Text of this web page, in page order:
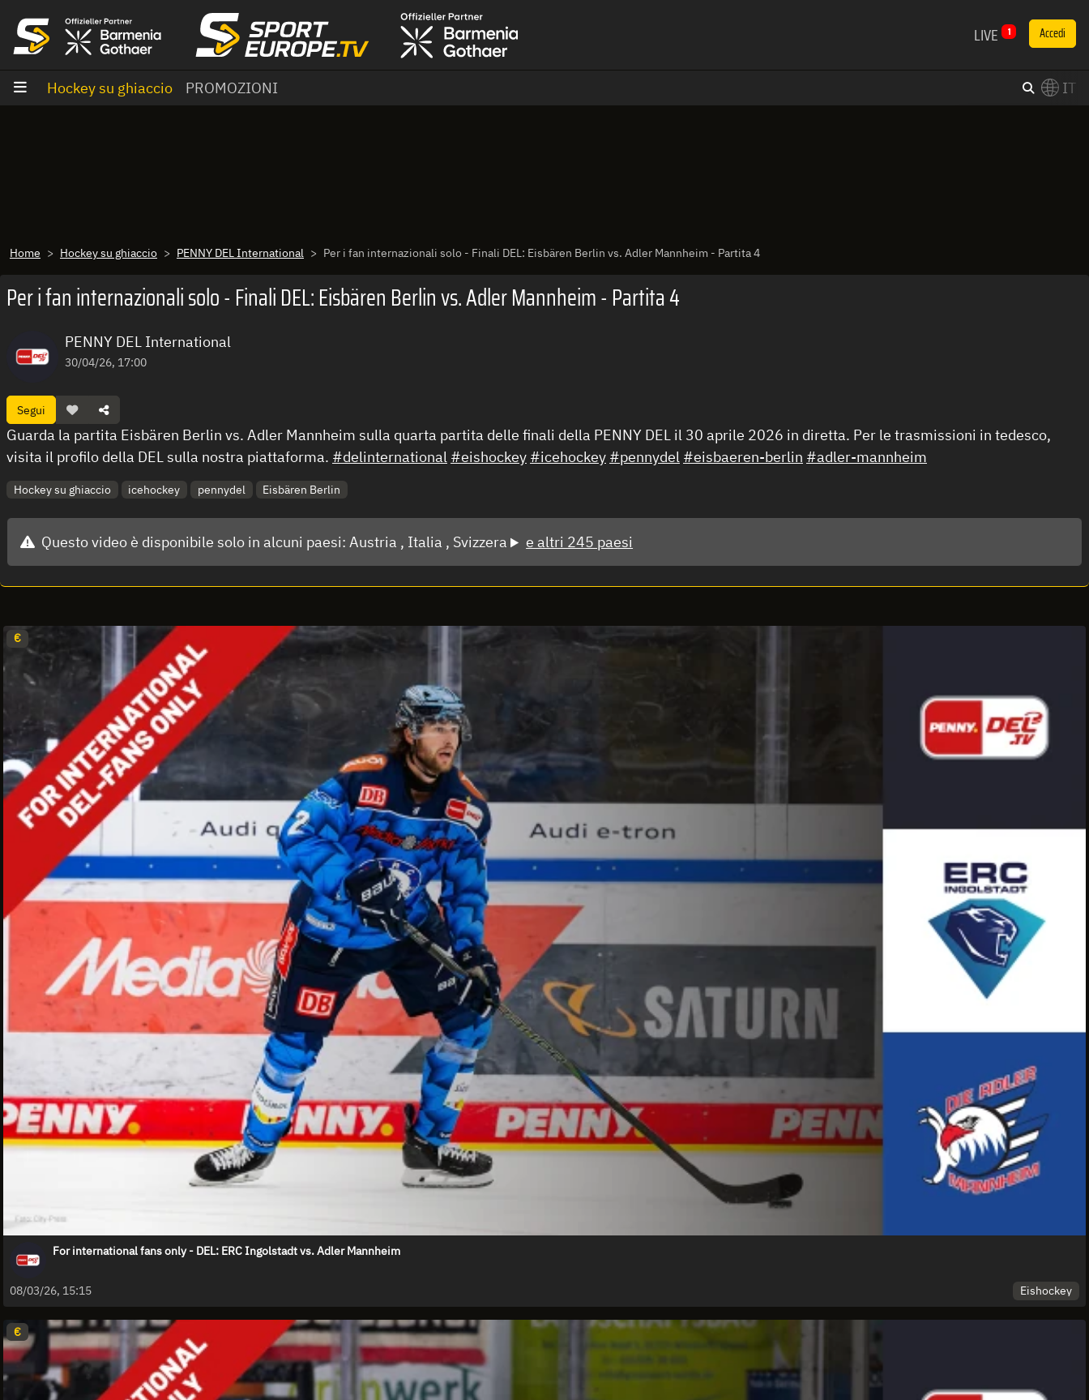
LIVE 1 Accedi
Hockey su ghiaccio PROMOZIONI IT
Home Hockey su ghiaccio PENNY DEL International Per i fan internazionali solo - Finali DEL: Eisbären Berlin vs. Adler Mannheim - Partita 4
Per i fan internazionali solo - Finali DEL: Eisbären Berlin vs. Adler Mannheim - Partita 4
PENNY DEL International
30/04/26, 17:00
Segui
Guarda la partita Eisbären Berlin vs. Adler Mannheim sulla quarta partita delle finali della PENNY DEL il 30 aprile 2026 in diretta. Per le trasmissioni in tedesco,
visita il profilo della DEL sulla nostra piattaforma. #delinternational #eishockey #icehockey #pennydel #eisbaeren-berlin #adler-mannheim
Hockey su ghiaccio icehockey pennydel Eisbären Berlin
Questo video è disponibile solo in alcuni paesi: Austria , Italia , Svizzera e altri 245 paesi
€
For international fans only - DEL: ERC Ingolstadt vs. Adler Mannheim
08/03/26, 15:15 Eishockey
€